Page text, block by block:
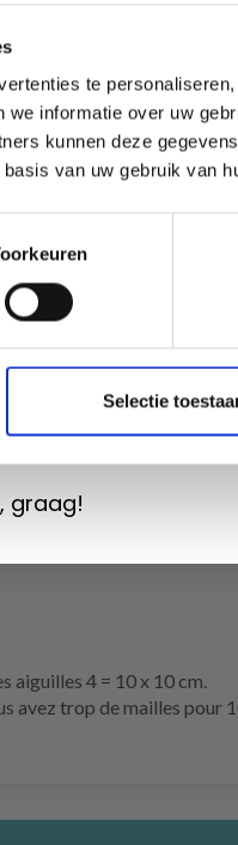
te
informatie over uw
kunnen deze
van uw gebruik van
Selectie
une aiguille circulaire en
aiguilles 4 = 10 x 10 cm.
avez trop de mailles pour
limitées en vous
newsletter
Oui,
liever nieuws
graag!